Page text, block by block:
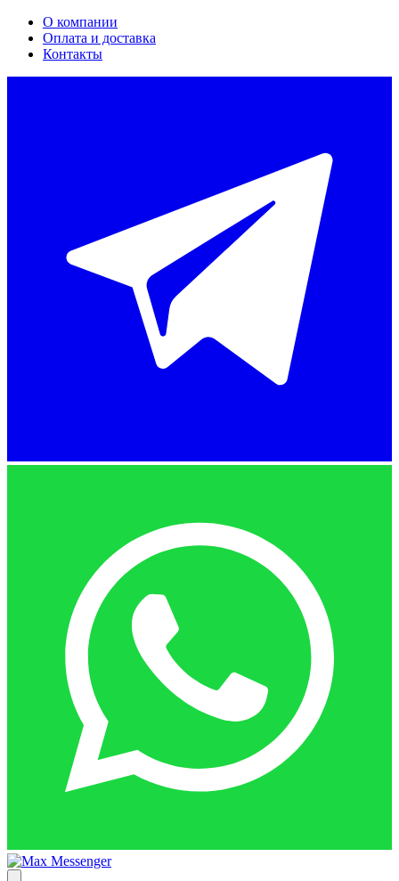
О компании
Оплата и доставка
Контакты